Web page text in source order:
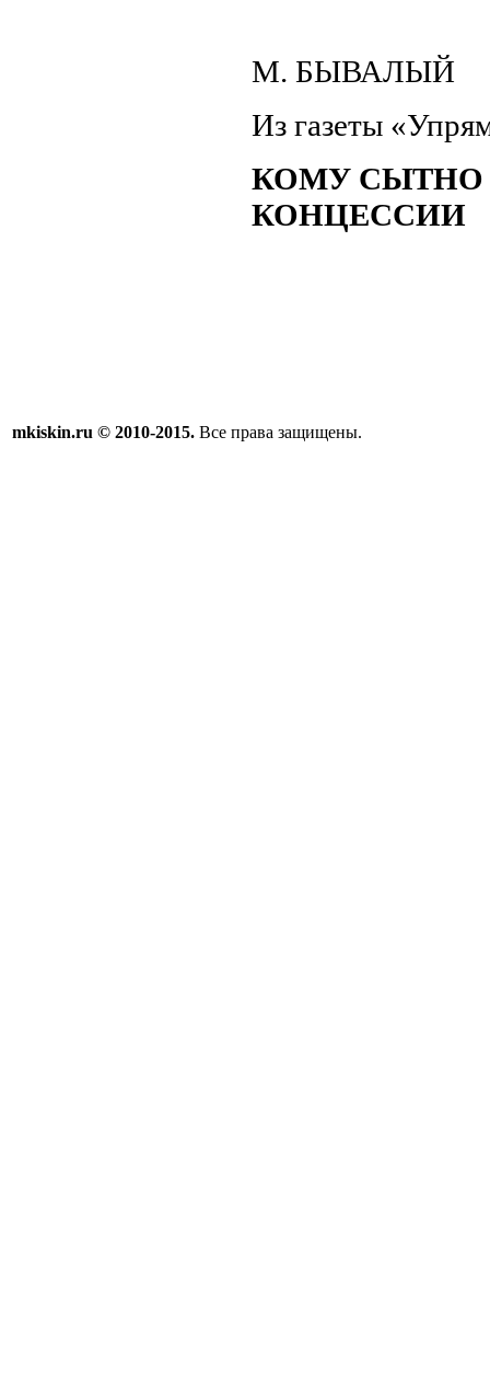
М. БЫВАЛЫЙ
Из газеты
КОМУ СЫТНО
КОНЦЕССИИ
mkiskin.ru © 2010-2015. Все права защищены.